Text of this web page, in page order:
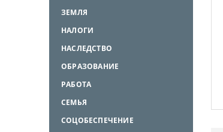
ЗЕМЛЯ
НАЛОГИ
НАСЛЕДСТВО
ОБРАЗОВАНИЕ
РАБОТА
СЕМЬЯ
СОЦОБЕСПЕЧЕНИЕ